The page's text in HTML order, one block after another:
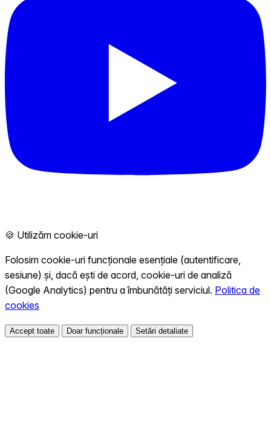
🍪 Utilizăm cookie-uri
Folosim cookie-uri funcționale esențiale (autentificare,
sesiune) și, dacă ești de acord, cookie-uri de analiză
(Google Analytics) pentru a îmbunătăți serviciul. Politica de
cookies
Accept toate Doar funcționale Setări detaliate